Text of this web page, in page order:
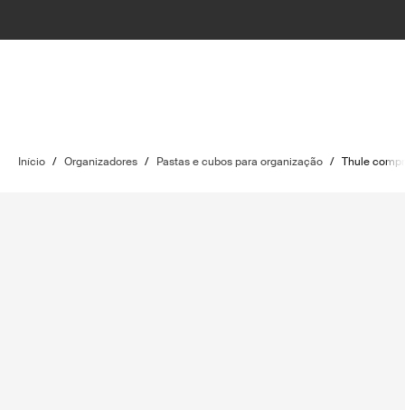
Início / Organizadores / Pastas e cubos para organização / Thule